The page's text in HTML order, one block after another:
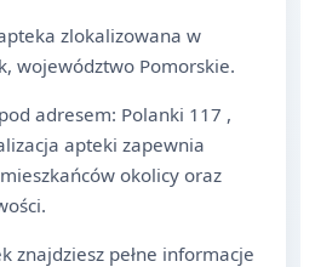
zlokalizowana w
województwo Pomorskie.
adresem: Polanki 117 ,
apteki zapewnia
okolicy oraz
znajdziesz pełne informacje